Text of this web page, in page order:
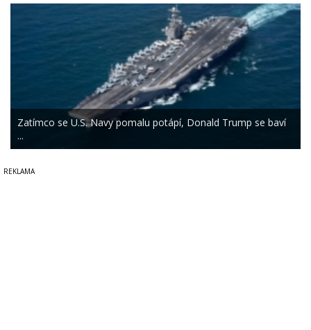
Zatímco se U.S. Navy pomalu potápí, Donald Trump se baví
...